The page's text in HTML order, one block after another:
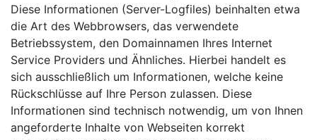
Diese Informationen (Server-Logfiles) beinhalten etwa
die Art des Webbrowsers, das verwendete
Betriebssystem, den Domainnamen Ihres Internet
Service Providers und Ähnliches. Hierbei handelt es
sich ausschließlich um Informationen, welche keine
Rückschlüsse auf Ihre Person zulassen. Diese
Informationen sind technisch notwendig, um von Ihnen
angeforderte Inhalte von Webseiten korrekt